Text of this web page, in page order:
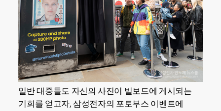
일반 대중들도 자신의 사진이 빌보드에 게시되는
기회를 얻고자, 삼성전자의 포토부스 이벤트에